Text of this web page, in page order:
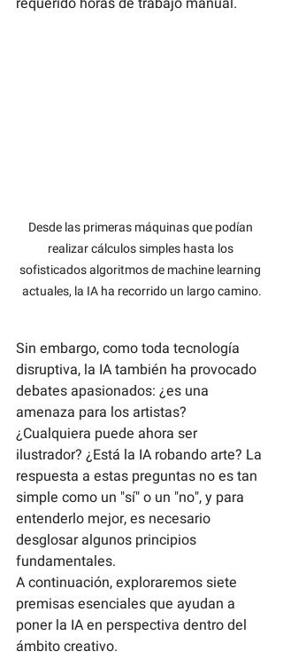
Desde las primeras máquinas que podían
realizar cálculos simples hasta los
sofisticados algoritmos de machine learning
actuales, la IA ha recorrido un largo camino.
Sin embargo, como toda tecnología
disruptiva, la IA también ha provocado
debates apasionados: ¿es una
amenaza para los artistas?
¿Cualquiera puede ahora ser
ilustrador? ¿Está la IA robando arte? La
respuesta a estas preguntas no es tan
simple como un "sí" o un "no", y para
entenderlo mejor, es necesario
desglosar algunos principios
fundamentales.
A continuación, exploraremos siete
premisas esenciales que ayudan a
poner la IA en perspectiva dentro del
ámbito creativo.